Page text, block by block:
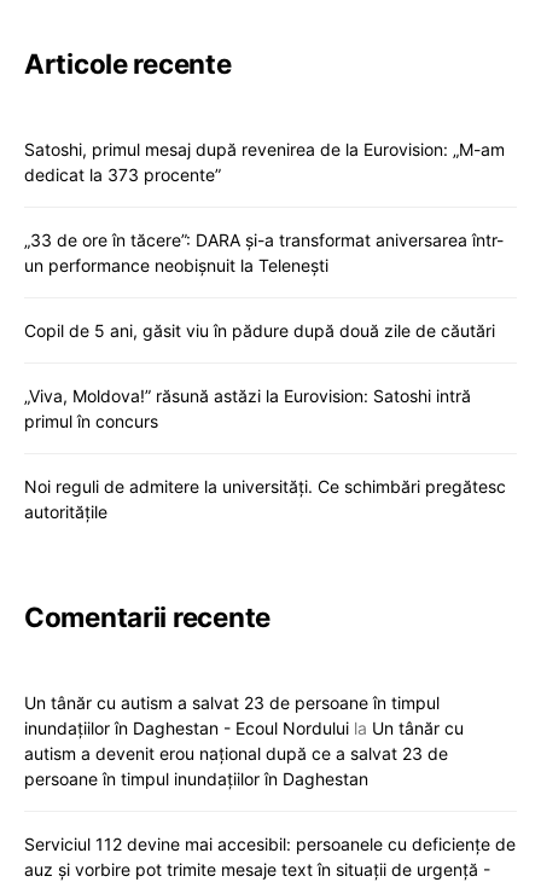
Articole recente
Satoshi, primul mesaj după revenirea de la Eurovision: „M-am
dedicat la 373 procente”
„33 de ore în tăcere”: DARA și-a transformat aniversarea într-
un performance neobișnuit la Telenești
Copil de 5 ani, găsit viu în pădure după două zile de căutări
„Viva, Moldova!” răsună astăzi la Eurovision: Satoshi intră
primul în concurs
Noi reguli de admitere la universități. Ce schimbări pregătesc
autoritățile
Comentarii recente
Un tânăr cu autism a salvat 23 de persoane în timpul
inundațiilor în Daghestan - Ecoul Nordului la Un tânăr cu
autism a devenit erou național după ce a salvat 23 de
persoane în timpul inundațiilor în Daghestan
Serviciul 112 devine mai accesibil: persoanele cu deficiențe de
auz și vorbire pot trimite mesaje text în situații de urgență -